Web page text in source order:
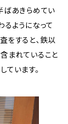
ばあきらめてい
るようになって
をすると、鉄以
まれていること
ています。